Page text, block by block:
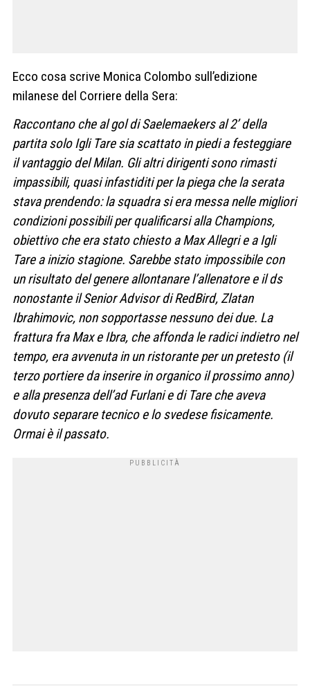
Ecco cosa scrive Monica Colombo sull’edizione
milanese del Corriere della Sera:
Raccontano che al gol di Saelemaekers al 2’ della
partita solo Igli Tare sia scattato in piedi a festeggiare
il vantaggio del Milan. Gli altri dirigenti sono rimasti
impassibili, quasi infastiditi per la piega che la serata
stava prendendo: la squadra si era messa nelle migliori
condizioni possibili per qualificarsi alla Champions,
obiettivo che era stato chiesto a Max Allegri e a Igli
Tare a inizio stagione. Sarebbe stato impossibile con
un risultato del genere allontanare l’allenatore e il ds
nonostante il Senior Advisor di RedBird, Zlatan
Ibrahimovic, non sopportasse nessuno dei due. La
frattura fra Max e Ibra, che affonda le radici indietro nel
tempo, era avvenuta in un ristorante per un pretesto (il
terzo portiere da inserire in organico il prossimo anno)
e alla presenza dell’ad Furlani e di Tare che aveva
dovuto separare tecnico e lo svedese fisicamente.
Ormai è il passato.